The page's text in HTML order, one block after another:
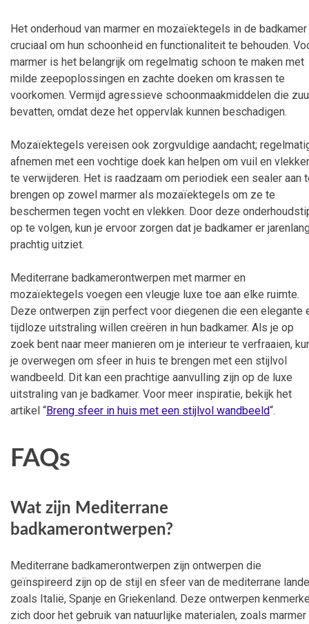
Het onderhoud van marmer en mozaïektegels in de
cruciaal om hun schoonheid en functionaliteit te behouden.
marmer is het belangrijk om regelmatig schoon te maken met
milde zeepoplossingen en zachte doeken om krassen te
voorkomen. Vermijd agressieve schoonmaakmiddelen die
bevatten, omdat deze het oppervlak kunnen beschadigen.
Mozaïektegels vereisen ook zorgvuldige aandacht;
afnemen met een vochtige doek kan helpen om vuil en
te verwijderen. Het is raadzaam om periodiek een sealer aan
brengen op zowel marmer als mozaïektegels om ze te
beschermen tegen vocht en vlekken. Door deze
op te volgen, kun je ervoor zorgen dat je badkamer er
prachtig uitziet.
Mediterrane badkamerontwerpen met marmer en
mozaïektegels voegen een vleugje luxe toe aan elke ruimte.
Deze ontwerpen zijn perfect voor diegenen die een elegante
tijdloze uitstraling willen creëren in hun badkamer. Als je op
zoek bent naar meer manieren om je interieur te verfraaien,
je overwegen om sfeer in huis te brengen met een stijlvol
wandbeeld. Dit kan een prachtige aanvulling zijn op de luxe
uitstraling van je badkamer. Voor meer inspiratie, bekijk het
artikel “Breng sfeer in huis met een stijlvol wandbeeld“.
FAQs
Wat zijn Mediterrane
badkamerontwerpen?
Mediterrane badkamerontwerpen zijn ontwerpen die
geïnspireerd zijn op de stijl en sfeer van de mediterrane
zoals Italië, Spanje en Griekenland. Deze ontwerpen
zich door het gebruik van natuurlijke materialen, zoals marmer